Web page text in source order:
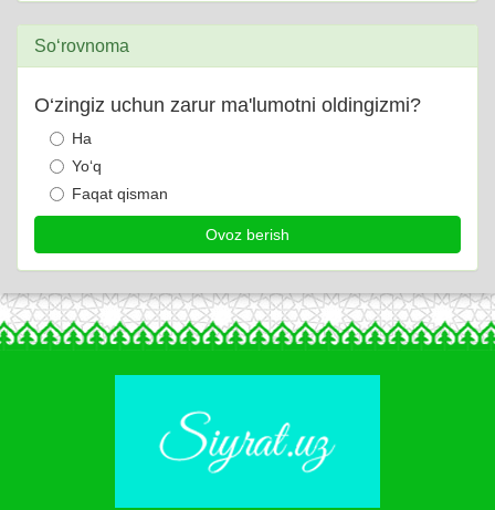
So‘rovnoma
O‘zingiz uchun zarur ma'lumotni oldingizmi?
Ha
Yo‘q
Faqat qisman